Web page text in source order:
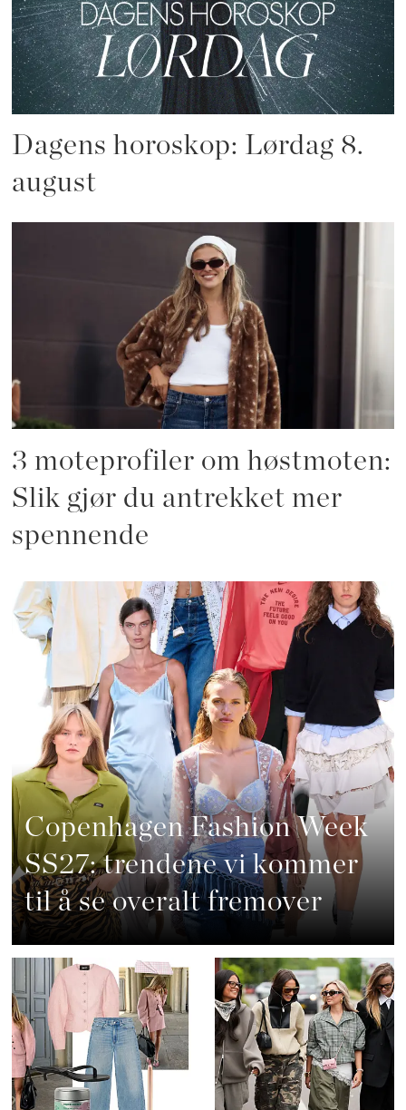
Dagens horoskop: Lørdag 8.
august
3 moteprofiler om høstmoten:
Slik gjør du antrekket mer
spennende
Copenhagen Fashion Week
SS27: trendene vi kommer
til å se overalt fremover